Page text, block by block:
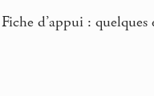
Fiche d’appui :